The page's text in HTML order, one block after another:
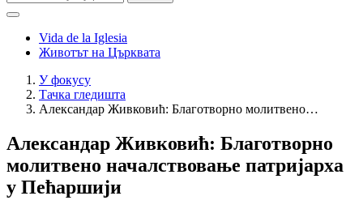
Vida de la Iglesia
Животът на Църквата
Breadcrumb
У фокусу
Тачка гледишта
Александар Живковић: Благотворно молитвено…
Александар Живковић: Благотворно
молитвено началствовање патријарха
у Пећаршији